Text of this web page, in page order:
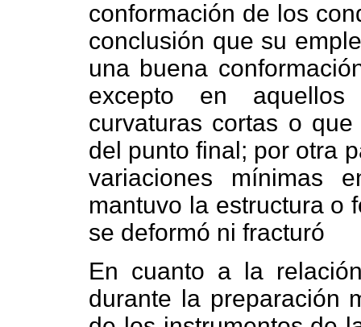
conformación de los
conclusión que su
una buena
excepto en
curvaturas cortas o
del punto final; por otra
variaciones mínimas
mantuvo la estructura o
se deformó ni fracturó
En cuanto a la
durante la preparación